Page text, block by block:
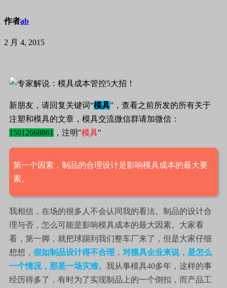
作者ab
2 月 4, 2015
新朋友，请回复关键词“模具”，查看之前所发的所有关于
注塑和模具的文章，模具交流微信群请加微信：
15012668861 ，注明"模具"
第一个因素，制品的合理设计是影响模具成本的最大要
素。
我相信，在场的很多人不会认同我的看法。制品的设计合
理与否，怎么可能是影响模具成本的最大因素。大家看
看，第一脚，就把球踢到我们整车厂来了，但是大家仔细
想想， 假如制品设计得不合理，对模具企业来说，是怎么
一个情况，那是一场灾难。 我从事模具40多年，这样的事
经历得多了，有时为了实现制品上的一个倒扣，而产品工